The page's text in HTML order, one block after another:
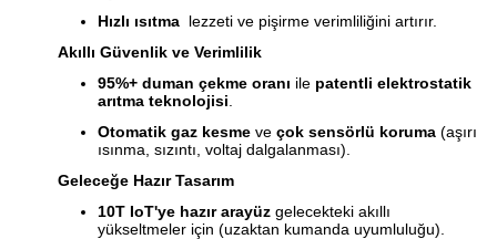
Hızlı ısıtma lezzeti ve pişirme verimliliğini artırır.
Akıllı Güvenlik ve Verimlilik
95%+ duman çekme oranı ile patentli elektrostatik
arıtma teknolojisi
Otomatik gaz kesme ve çok sensörlü koruma (aşırı
ısınma, sızıntı, voltaj dalgalanması).
Geleceğe Hazır Tasarım
10T IoT'ye hazır arayüz gelecekteki akıllı
yükseltmeler için (uzaktan kumanda uyumluluğu).